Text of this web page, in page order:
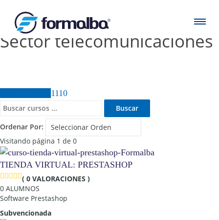
Sector telecomunicaciones
1110
Ordenar Por:
Visitando página 1 de 0
TIENDA VIRTUAL: PRESTASHOP
( 0 VALORACIONES )
0 ALUMNOS
Software Prestashop
Subvencionada